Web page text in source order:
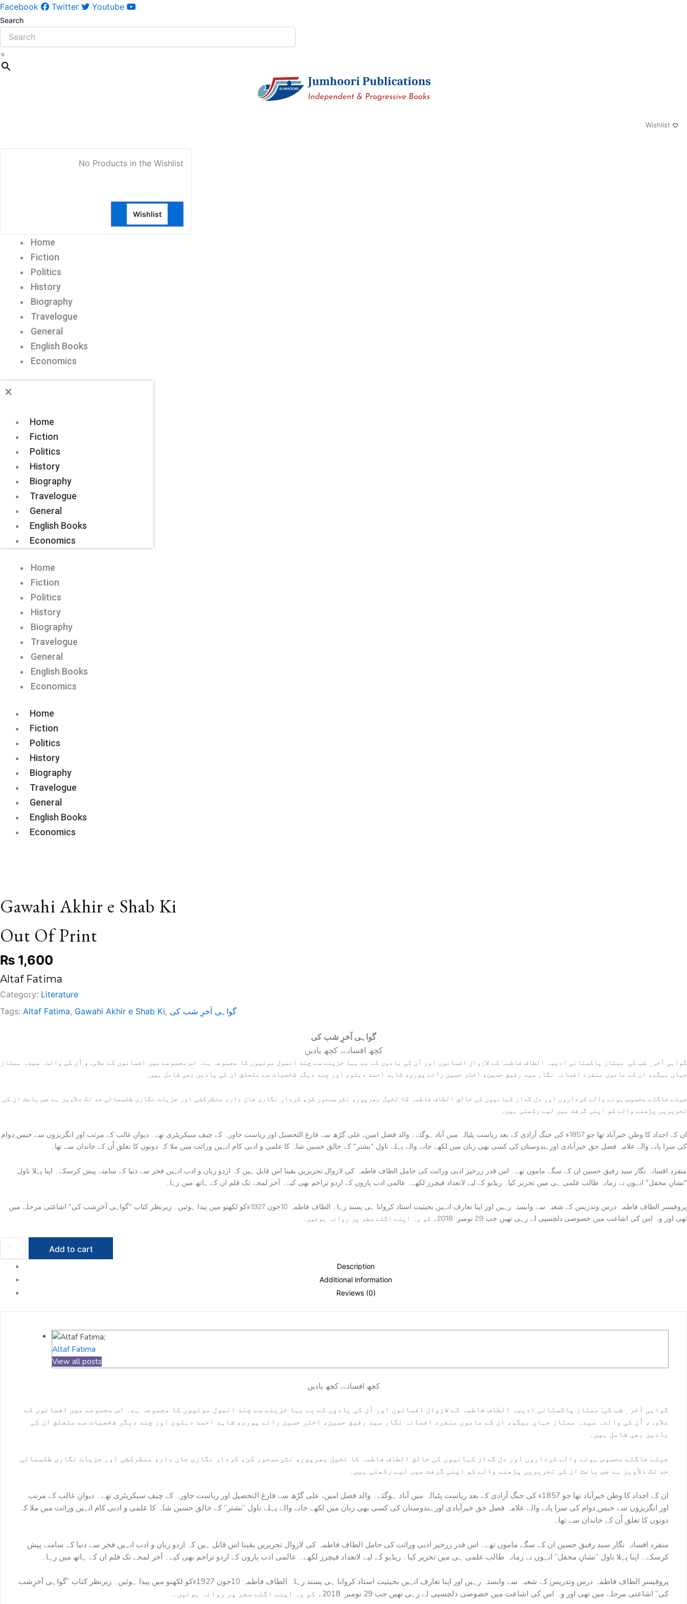
Facebook Twitter Youtube
Search
×
Wishlist
No Products in the Wishlist
Wishlist
Home
Fiction
Politics
History
Biography
Travelogue
General
English Books
Economics
Home
Fiction
Politics
History
Biography
Travelogue
General
English Books
Economics
Home
Fiction
Politics
History
Biography
Travelogue
General
English Books
Economics
Home
Fiction
Politics
History
Biography
Travelogue
General
English Books
Economics
Gawahi Akhir e Shab Ki
Out Of Print
₨ 1,600
Altaf Fatima
Category: Literature
Tags: Altaf Fatima, Gawahi Akhir e Shab Ki, گواہی آخرِ شب کی
گواہی آخرِ شب کی
کچھ افسانے، کچھ یادیں
گواہی آخر ِ شب کی: ممتاز پاکستانی ادیبہ الطاف فاطمہ کے لازوال افسانوں اور اُن کی یادوں کے بے بہا خزینے سے چند انمول موتیوں کا مجموعہ ہے۔ اس مجموعے میں افسانوں کے علاوہ، اُن کی والدہ سیدہ ممتاز
جہاں بیگم، ان کے ماموں منفرد افسانہ نگار سید رفیق حسین، اختر حسین رائے پوری، شاہد احمد دہلوی اور چند دیگر شخصیات سے متعلق ان کی یادیں بھی شامل ہیں۔
جیتے جاگتے محسوس ہونے والے کرداروں اور دل گداز کہانیوں کی خالق الطاف فاطمہ کا تخیل بھرپور، نثرمسحور کن، کردار نگاری جان دار، منظرکشی اور جزیات نگاری طلسماتی حد تک دلآویز ہے جس باعث ان کی
تحریریں پڑھنے والے کو اپنی گرفت میں لیے رکھتی ہیں۔
ان کے اجداد کا وطن خیرآباد تھا جو 1857ء کی جنگ آزادی کے بعد ریاست پٹیالہ میں آباد ہوگئے۔ والد فضل امین، علی گڑھ سے فارغ التحصیل اور ریاست جاورہ کے چیف سیکریٹری تھے۔ دیوانِ غالب کے مرتب اور انگریزوں سے حبس ِدوام
کی سزا پانے والے علامہ فضل حق خیرآبادی اورہندوستان کی کسی بھی زبان میں لکھے جانے والے پہلے ناول ”نشتر“ کے خالق حسین شاہ کا علمی و ادبی کام انہیں وراثت میں ملا کہ دونوں کا تعلق اُن کے خاندان سے تھا۔
منفرد افسانہ نگار سید رفیق حسین ان کے سگے ماموں تھے۔ اس قدر زرخیز ادبی وراثت کی حامل الطاف فاطمہ کی لازوال تحریریں یقینا اس قابل ہیں کہ اردو زبان و ادب انہیں فخر سے دنیا کے سامنے پیش کرسکے۔ اپنا پہلا ناول
”نشانِ محفل“ انہوں نے زمانہ طالب علمی ہی میں تحریر کیا۔ ریڈیو کے لیے لاتعداد فیچرز لکھے۔ عالمی ادب پاروں کے اردو تراجم بھی کیے۔ آخر لمحے تک قلم ان کے ہاتھ میں رہا۔
پروفیسر الطاف فاطمہ درس وتدریس کے شعبہ سے وابستہ رہیں اور اپنا تعارف انہیں بحیثیت استاد کروانا ہی پسند رہا۔ الطاف فاطمہ 10جون 1927ءکو لکھنو میں پیدا ہوئیں۔ زیرنظر کتاب ”گواہی آخرِشب کی“ اشاعتی مرحلے میں
تھی اور وہ اس کی اشاعت میں خصوصی دلچسپی لے رہی تھیں جب 29 نومبر 2018ء کو وہ اپنے اگلے سفر پر روانہ ہوئیں۔
Gawahi
e
Shab
KiOut
Of
Print
Add to cart
Description
Additional information
Reviews (0)
Altaf Fatima
View all posts
کچھ افسانے، کچھ یادیں
گواہی آخر ِ شب کی: ممتاز پاکستانی ادیبہ الطاف فاطمہ کے لازوال افسانوں اور اُن کی یادوں کے بے بہا خزینے سے چند انمول موتیوں کا مجموعہ ہے۔ اس مجموعے میں افسانوں کے
علاوہ، اُن کی والدہ سیدہ ممتاز جہاں بیگم، ان کے ماموں منفرد افسانہ نگار سید رفیق حسین، اختر حسین رائے پوری، شاہد احمد دہلوی اور چند دیگر شخصیات سے متعلق ان کی
یادیں بھی شامل ہیں۔
جیتے جاگتے محسوس ہونے والے کرداروں اور دل گداز کہانیوں کی خالق الطاف فاطمہ کا تخیل بھرپور، نثرمسحور کن، کردار نگاری جان دار، منظرکشی اور جزیات نگاری طلسماتی
حد تک دلآویز ہے جس باعث ان کی تحریریں پڑھنے والے کو اپنی گرفت میں لیے رکھتی ہیں۔
ان کے اجداد کا وطن خیرآباد تھا جو 1857ء کی جنگ آزادی کے بعد ریاست پٹیالہ میں آباد ہوگئے۔ والد فضل امین، علی گڑھ سے فارغ التحصیل اور ریاست جاورہ کے چیف سیکریٹری تھے۔ دیوانِ غالب کے مرتب
اور انگریزوں سے حبس ِدوام کی سزا پانے والے علامہ فضل حق خیرآبادی اورہندوستان کی کسی بھی زبان میں لکھے جانے والے پہلے ناول ”نشتر“ کے خالق حسین شاہ کا علمی و ادبی کام انہیں وراثت میں ملا کہ
دونوں کا تعلق اُن کے خاندان سے تھا۔
منفرد افسانہ نگار سید رفیق حسین ان کے سگے ماموں تھے۔ اس قدر زرخیز ادبی وراثت کی حامل الطاف فاطمہ کی لازوال تحریریں یقینا اس قابل ہیں کہ اردو زبان و ادب انہیں فخر سے دنیا کے سامنے پیش
کرسکے۔ اپنا پہلا ناول ”نشانِ محفل“ انہوں نے زمانہ طالب علمی ہی میں تحریر کیا۔ ریڈیو کے لیے لاتعداد فیچرز لکھے۔ عالمی ادب پاروں کے اردو تراجم بھی کیے۔ آخر لمحے تک قلم ان کے ہاتھ میں رہا۔
پروفیسر الطاف فاطمہ درس وتدریس کے شعبہ سے وابستہ رہیں اور اپنا تعارف انہیں بحیثیت استاد کروانا ہی پسند رہا۔ الطاف فاطمہ 10جون 1927ءکو لکھنو میں پیدا ہوئیں۔ زیرنظر کتاب ”گواہی آخرِشب
کی“ اشاعتی مرحلے میں تھی اور وہ اس کی اشاعت میں خصوصی دلچسپی لے رہی تھیں جب 29 نومبر 2018ء کو وہ اپنے اگلے سفر پر روانہ ہوئیں۔